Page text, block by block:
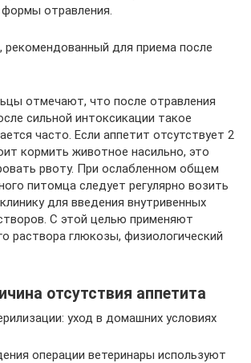
отравления.
для приема после
отмечают, что после отравления
сильной интоксикации такое
часто. Если аппетит отсутствует 2
кормить животное насильно, это
рвоту. При ослабленном общем
питомца следует регулярно возить
для введения внутривенных
С этой целью применяют
раствора глюкозы, физиологический
отсутствия аппетита
уход в домашних условиях
операции ветеринары используют